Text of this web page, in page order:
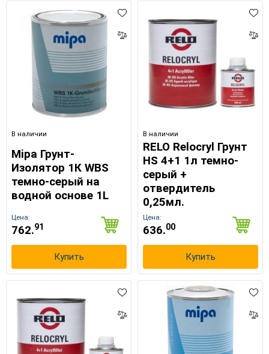
В наличии
Mipa Грунт-
Изолятор 1К WBS
темно-серый на
водной основе 1L
Цена:
762.91
Купить
В наличии
RELO Relocryl Грунт
HS 4+1 1л темно-
серый +
отвердитель
0,25мл.
Цена:
636.00
Купить